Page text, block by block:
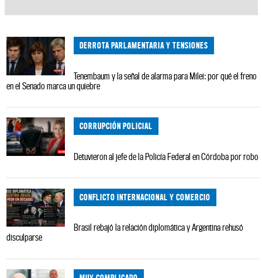
DERROTA PARLAMENTARIA Y TENSIONES
Tenembaum y la señal de alarma para Milei: por qué el freno
en el Senado marca un quiebre
CORRUPCIÓN POLICIAL
Detuvieron al jefe de la Policía Federal en Córdoba por robo
CONFLICTO INTERNACIONAL Y COMERCIO
Brasil rebajó la relación diplomática y Argentina rehusó
disculparse